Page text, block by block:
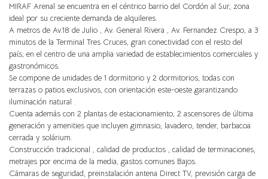
MIRAF Arenal se encuentra en el céntrico barrio del Cordón al Sur, zona
ideal por su creciente demanda de alquileres.
A metros de Av.18 de Julio , Av. General Rivera , Av. Fernandez Crespo, a 3
minutos de la Terminal Tres Cruces, gran conectividad con el resto del
país; en el centro de una amplia variedad de establecimientos comerciales y
gastronómicos.
Se compone de unidades de 1 dormitorio y 2 dormitorios, todas con
terrazas o patios exclusivos, con orientación este-oeste garantizando
iluminación natural .
Cuenta además con 2 plantas de estacionamiento, 2 ascensores de última
generación y amenities que incluyen gimnasio, lavadero, tender, barbacoa
cerrada y solárium.
Construcción tradicional , calidad de productos , calidad de terminaciones,
metrajes por encima de la media, gastos comunes Bajos.
Cámaras de seguridad, preinstalación antena Direct TV, previsión carga de